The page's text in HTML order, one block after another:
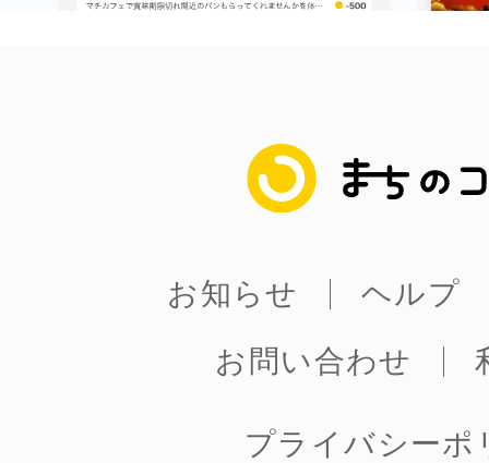
まちのコイン
お知らせ
ヘルプ
お問い合わせ
プライバシーポ